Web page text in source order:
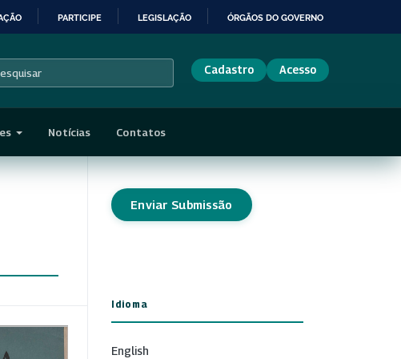
PARTICIPE LEGISLAÇÃO ÓRGÃOS DO GOVERNO
Cadastro Acesso
Notícias Contatos
Enviar Submissão
Idioma
English